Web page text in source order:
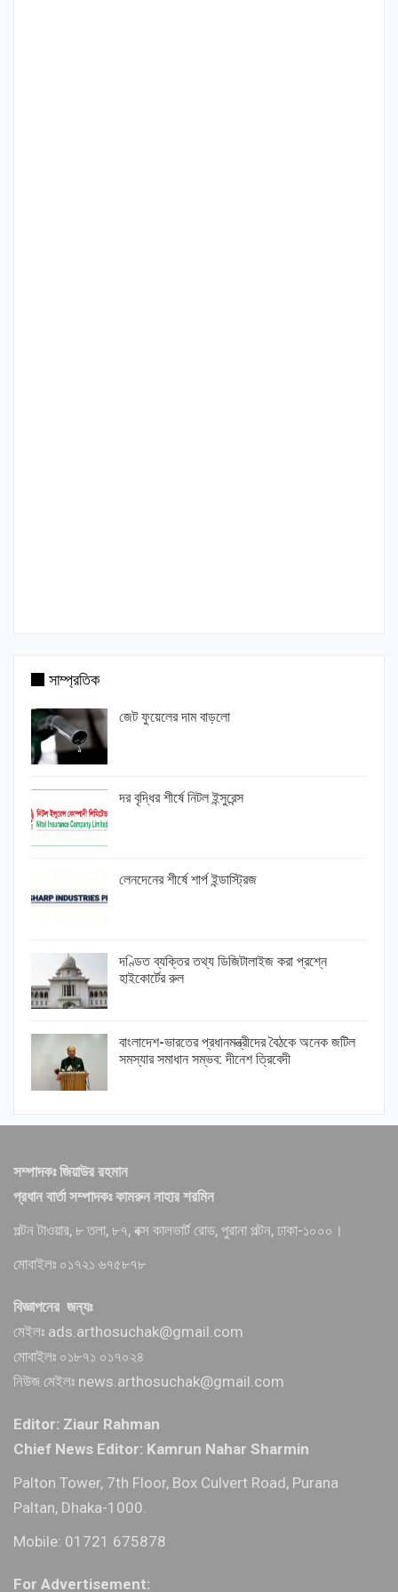
সাম্প্রতিক
জেট ফুয়েলের দাম বাড়লো
দর বৃদ্ধির শীর্ষে নিটল ইন্সুরেন্স
লেনদেনের শীর্ষে শার্প ইন্ডাস্ট্রিজ
দণ্ডিত ব্যক্তির তথ্য ডিজিটালাইজ করা প্রশ্নে
হাইকোর্টের রুল
বাংলাদেশ-ভারতের প্রধানমন্ত্রীদের বৈঠকে অনেক জটিল
সমস্যার সমাধান সম্ভব: দীনেশ ত্রিবেদী
সম্পাদকঃ জিয়াউর রহমান
প্রধান বার্তা সম্পাদকঃ কামরুন নাহার শরমিন
পল্টন টাওয়ার, ৮ তলা, ৮৭, বক্স কালভার্ট রোড, পুরানা পল্টন, ঢাকা-১০০০।
মোবাইলঃ ০১৭২১ ৬৭৫৮৭৮
বিজ্ঞাপনের জন্যঃ
মেইলঃ ads.arthosuchak@gmail.com
মোবাইলঃ ০১৮৭১ ০১৭০২৪
নিউজ মেইলঃ news.arthosuchak@gmail.com
Editor: Ziaur Rahman
Chief News Editor: Kamrun Nahar Sharmin
Palton Tower, 7th Floor, Box Culvert Road, Purana
Paltan, Dhaka-1000.
Mobile: 01721 675878
For Advertisement: